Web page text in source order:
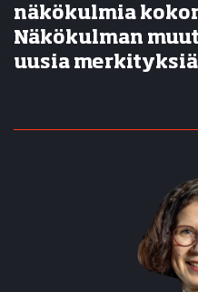
näkökulmia
Näkökulman
uusia